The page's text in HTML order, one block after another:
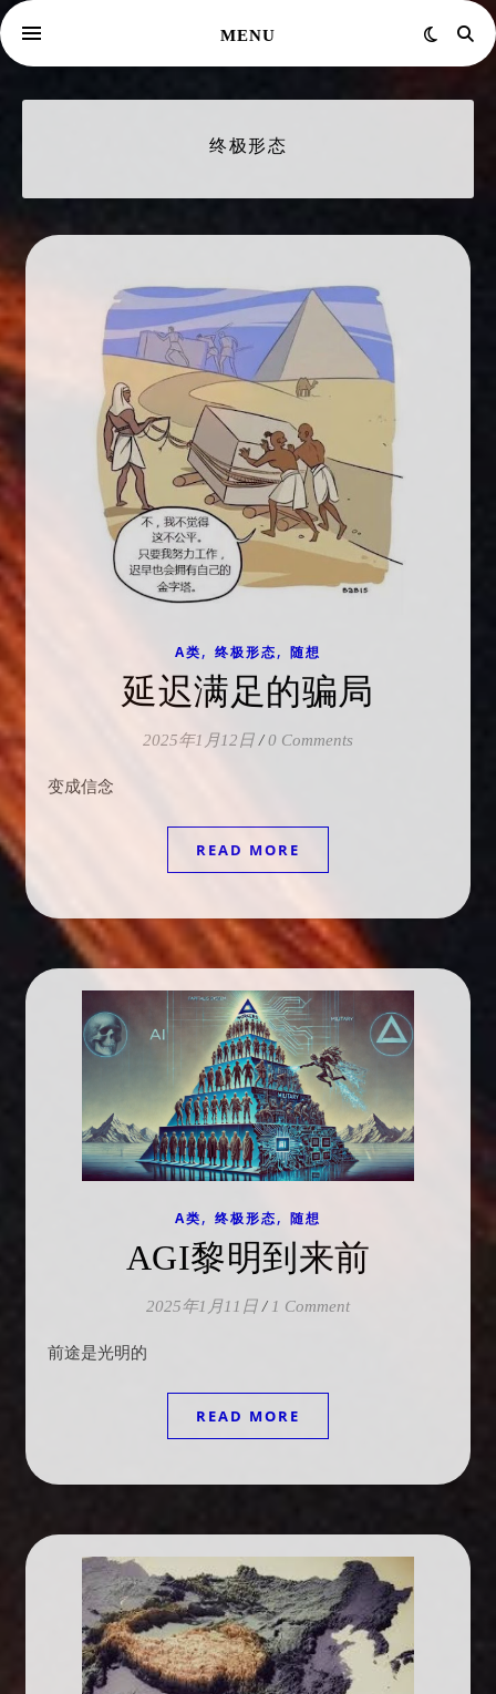
MENU
终极形态
A类, 终极形态, 随想
延迟满足的骗局
2025年1月12日 / 0 Comments
变成信念
READ MORE
A类, 终极形态, 随想
AGI黎明到来前
2025年1月11日 / 1 Comment
前途是光明的
READ MORE